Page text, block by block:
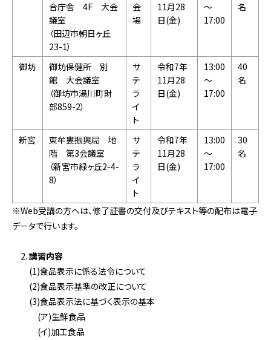
合庁舎 4F 大会
議室
（田辺市朝日ヶ丘
23-1）
会
場
11月28
日(金)
～
17:00
名
御坊
御坊保健所 別
館 大会議室
（御坊市湯川町財
部859-2）
サ
テ
ラ
イ
ト
令和7年
11月28
日(金)
13:00
～
17:00
40
名
新宮
東牟婁振興局 地
階 第3会議室
（新宮市緑ヶ丘2-4-
8）
サ
テ
ラ
イ
ト
令和7年
11月28
日(金)
13:00
～
17:00
30
名
※Web受講の方へは、修了証書の交付及びテキスト等の配布は電子
データで行います。
講習内容
(1)食品表示に係る法令について
(2)食品表示基準の改正について
(3)食品表示法に基づく表示の基本
(ア)生鮮食品
(イ)加工食品